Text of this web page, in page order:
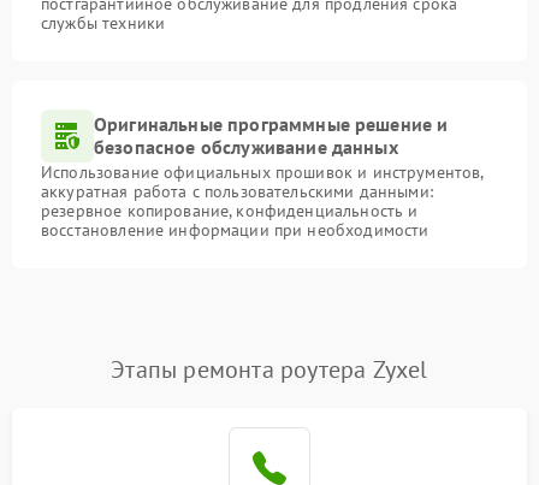
службы техники
Оригинальные программные решение и
безопасное обслуживание данных
Использование официальных прошивок и инструментов,
аккуратная работа с пользовательскими данными:
резервное копирование, конфиденциальность и
восстановление информации при необходимости
Этапы ремонта роутера Zyxel